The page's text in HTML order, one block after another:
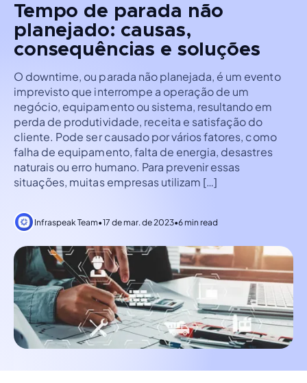
Tempo de parada não
planejado: causas,
consequências e soluções
O downtime, ou parada não planejada, é um evento
imprevisto que interrompe a operação de um
negócio, equipamento ou sistema, resultando em
perda de produtividade, receita e satisfação do
cliente. Pode ser causado por vários fatores, como
falha de equipamento, falta de energia, desastres
naturais ou erro humano. Para prevenir essas
situações, muitas empresas utilizam […]
Infraspeak Team•17 de mar. de 2023•6 min read